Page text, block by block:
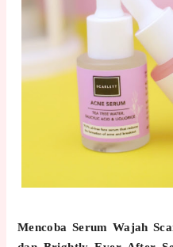
Mencoba Serum Wajah